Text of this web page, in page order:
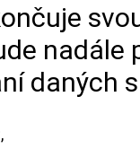
nadále
daných
,